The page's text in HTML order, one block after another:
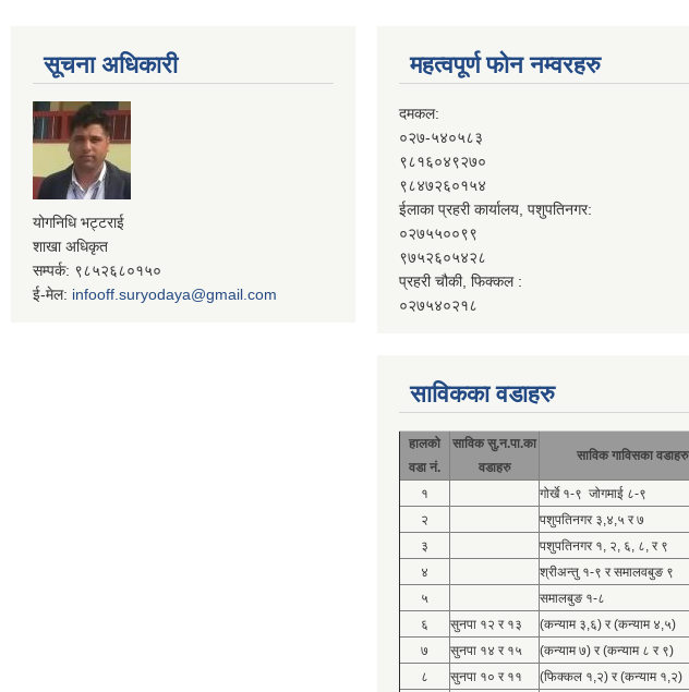
सूचना अधिकारी
योगनिधि भट्टराई
शाखा अधिकृत
सम्पर्क: ९८५२६८०१५०
ई-मेल: infooff.suryodaya@gmail.com
महत्वपूर्ण फोन नम्वरहरु
दमकल:
०२७-५४०५८३
९८१६०४९२७०
९८४७२६०१५४
ईलाका प्रहरी कार्यालय, पशुपतिनगर:
०२७५५००९९
९७५२६०५४२८
प्रहरी चौकी, फिक्कल :
०२७५४०२१८
साविकका वडाहरु
हालको
वडा नं.
साविक सु.न.पा.का
वडाहरु
साविक गाविसका वडाहरु
१
गोर्खे १-९ जोगमाई ८-९
२
पशुपतिनगर ३,४,५ र ७
३
पशुपतिनगर १, २, ६, ८, र ९
४
श्रीअन्तु १-९ र समालवबुङ ९
५
समालबुङ १-८
६
सुनपा १२ र १३
(कन्याम ३,६) र (कन्याम ४,५)
७
सुनपा १४ र १५
(कन्याम ७) र (कन्याम ८ र ९)
८
सुनपा १० र ११
(फिक्कल १,२) र (कन्याम १,२)